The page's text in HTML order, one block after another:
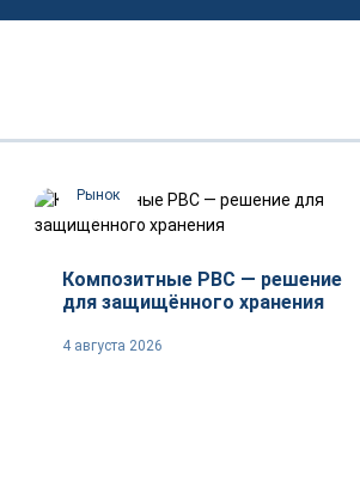
Рынок
Композитные РВС — решение
для защищённого хранения
4 августа 2026